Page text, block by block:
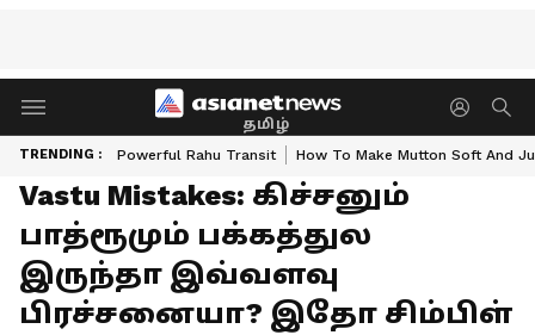
தமிழ்
TRENDING : Powerful Rahu Transit How To Make Mutton Soft And
Vastu Mistakes: கிச்சனும்
பாத்ரூமும் பக்கத்துல
இருந்தா இவ்வளவு
பிரச்சனையா? இதோ சிம்பிள்